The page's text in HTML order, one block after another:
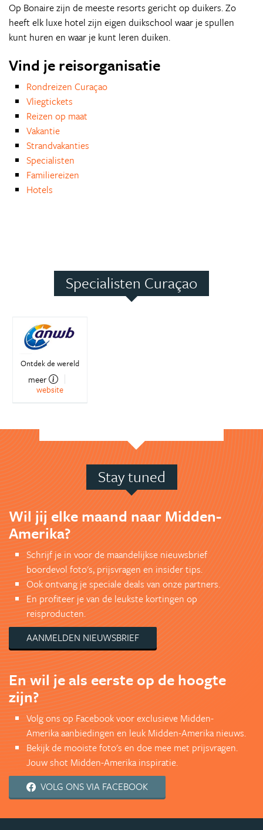
Op Bonaire zijn de meeste resorts gericht op duikers. Zo
heeft elk luxe hotel zijn eigen duikschool waar je spullen
kunt huren en waar je kunt leren duiken.
Vind je reisorganisatie
Rondreizen Curaçao
Vliegtickets
Reizen op maat
Vakantie
Strandvakanties
Specialisten
Familiereizen
Hotels
Specialisten Curaçao
Ontdek de wereld
meer
website
Stay tuned
Wil jij elke maand naar Midden-
Amerika?
Schrijf je in voor de maandelijkse nieuwsbrief
boordevol foto's, prijsvragen en insider tips.
Ook ontvang je speciale deals van onze partners.
En profiteer je van de leukste kortingen op
reisproducten.
AANMELDEN NIEUWSBRIEF
En wil je als eerste op de hoogte
zijn?
Volg ons op Facebook voor exclusieve Midden-
Amerika aanbiedingen en leuk Midden-Amerika nieuws.
Bekijk de mooiste foto's en doe mee met prijsvragen.
Jouw shot Midden-Amerika inspiratie.
VOLG ONS VIA FACEBOOK